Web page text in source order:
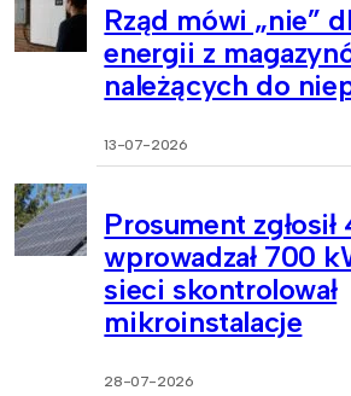
Rząd mówi „nie”
energii z
należących do
13-07-2026
Prosument
wprowadzał 700
sieci skontrolował
mikroinstalacje
28-07-2026